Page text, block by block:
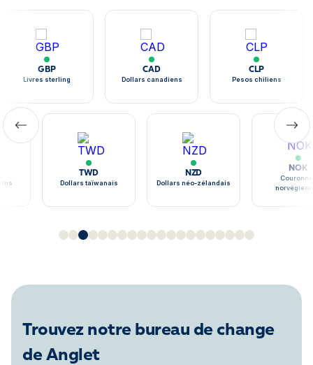
GBP
Livres sterling
CAD
Dollars canadiens
CLP
Pesos chiliens
TWD
Dollars taïwanais
NZD
Dollars néo-zélandais
NOK
Trouvez notre bureau de change
de Anglet